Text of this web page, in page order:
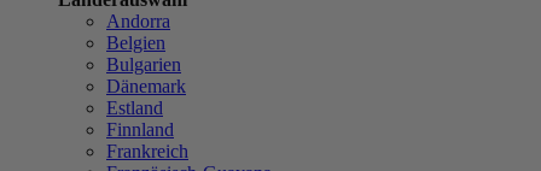
Andorra
Belgien
Bulgarien
Dänemark
Estland
Finnland
Frankreich